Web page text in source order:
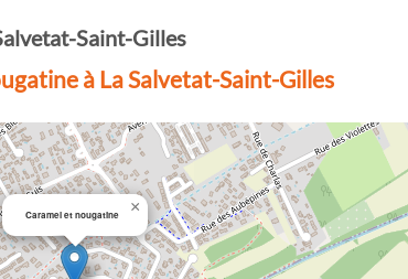
Saint-Gilles
à La Salvetat-Saint-Gilles
Caramel et nougatine ×